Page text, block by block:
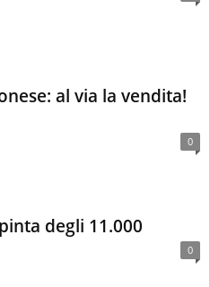
al via la vendita!
0
degli 11.000
0